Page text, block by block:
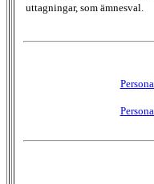
uttagningar, som ämnesval.